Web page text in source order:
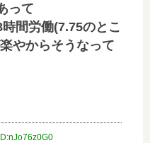
って
間労働(7.75のとこ
やからそうなって